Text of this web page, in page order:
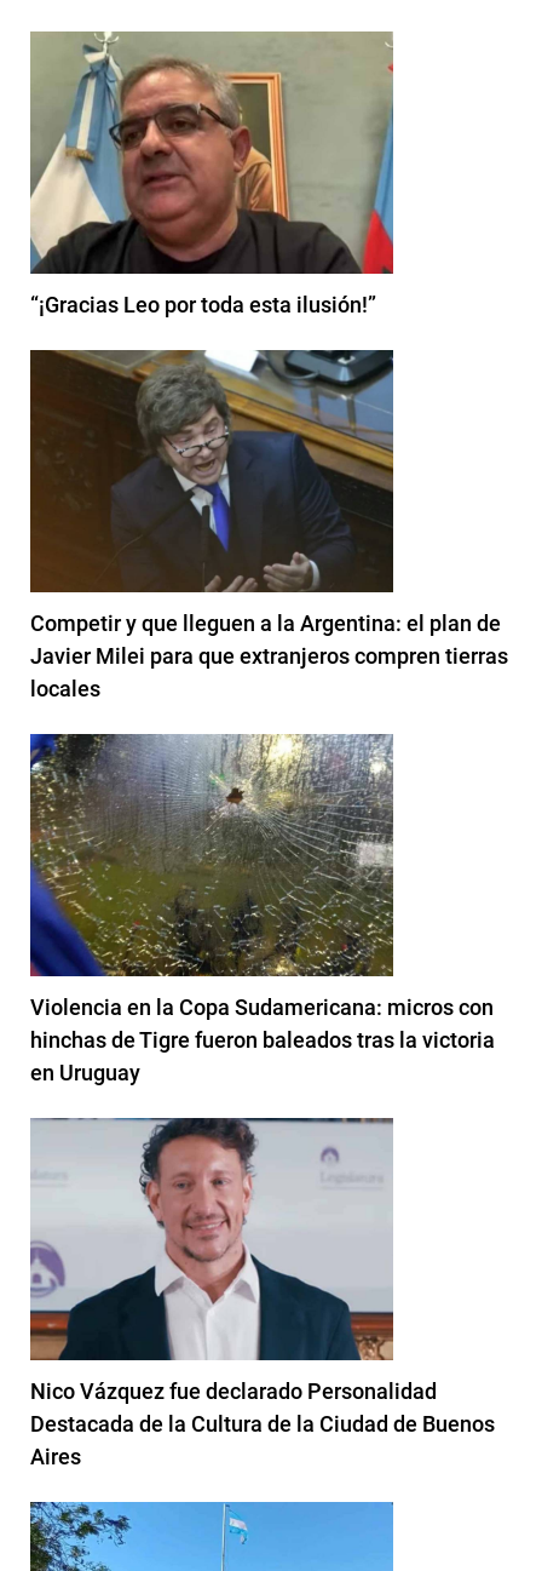
“¡Gracias Leo por toda esta ilusión!”
Competir y que lleguen a la Argentina: el plan de
Javier Milei para que extranjeros compren tierras
locales
Violencia en la Copa Sudamericana: micros con
hinchas de Tigre fueron baleados tras la victoria
en Uruguay
Nico Vázquez fue declarado Personalidad
Destacada de la Cultura de la Ciudad de Buenos
Aires